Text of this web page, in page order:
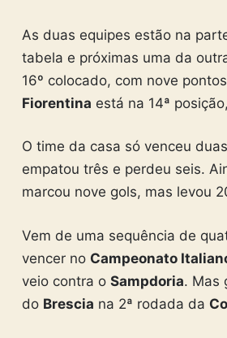
As duas equipes estão na
tabela e próximas uma da
16º colocado, com nove
Fiorentina está na 14ª
O time da casa só venceu
empatou três e perdeu seis.
marcou nove gols, mas levou
Vem de uma sequência de
vencer no Campeonato
veio contra o Sampdoria. Mas
do Brescia na 2ª rodada da